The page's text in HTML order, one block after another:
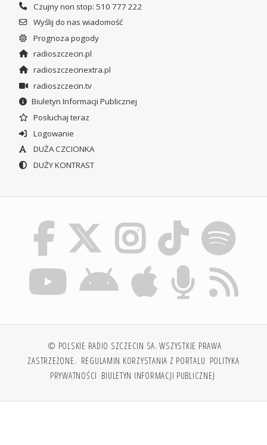
Czujny non stop: 510 777 222
Wyślij do nas wiadomość
Prognoza pogody
radioszczecin.pl
radioszczecinextra.pl
radioszczecin.tv
Biuletyn Informacji Publicznej
Posłuchaj teraz
Logowanie
DUŻA CZCIONKA
DUŻY KONTRAST
© POLSKIE RADIO SZCZECIN SA. WSZYSTKIE PRAWA
ZASTRZEŻONE. REGULAMIN KORZYSTANIA Z PORTALU POLITYKA
PRYWATNOŚCI BIULETYN INFORMACJI PUBLICZNEJ